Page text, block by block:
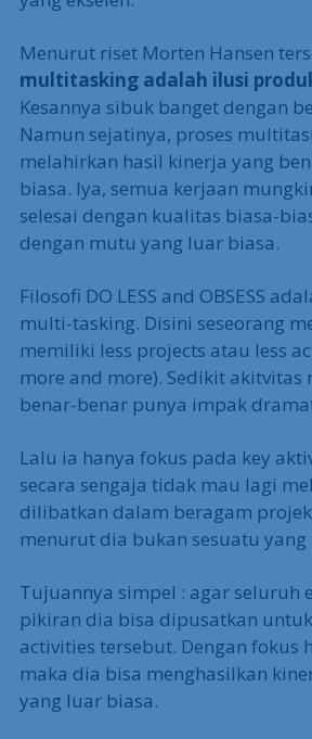
Menurut riset Morten Hansen
multitasking adalah ilusi
Kesannya sibuk banget dengan
Namun sejatinya, proses
melahirkan hasil kinerja yang
biasa. Iya, semua kerjaan
selesai dengan kualitas biasa-
dengan mutu yang luar biasa.
Filosofi DO LESS and OBSESS
multi-tasking. Disini seseorang
memiliki less projects atau less
more and more). Sedikit akitvitas
benar-benar punya impak
Lalu ia hanya fokus pada key
secara sengaja tidak mau lagi
dilibatkan dalam beragam
menurut dia bukan sesuatu
Tujuannya simpel : agar seluruh
pikiran dia bisa dipusatkan
activities tersebut. Dengan fokus
maka dia bisa menghasilkan
yang luar biasa.